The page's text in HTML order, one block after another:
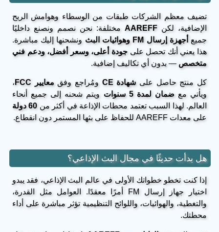
تضيف معظم الشركات طبقات من الوسطاء وهوامش الربح
الإضافية، لكن AAREFFمختلفة: نحن نصمم ونصنع داخليًا
جميع أجهزة إرسال FM وهوائيات البث
ونشحنها إليك مباشرة.
هذا يعني أنك تحصل علىجودة أعلى، وسعر أفضل، ودعم فني
متخصص — بدون أي تكاليف إضافية.
كل منتج حاصل علىشهادة CE ومُراجع وفقمعايير FCC
،
ويأتي معضمان لمدة 5 سنوات
ويتم شحنه إلى جميع أنحاء
العالم. لهذا السبب تعتمد محطات الإذاعة في أكثر من 60 دولة
على معدات AAREFF للحفاظ على بثها المستمر دون انقطاع.
هل بدأت حديثًا في مجال البث الإذاعي؟
إذا كنت تخطو خطواتك الأولى في عالم البث الإذاعي، فقد يبدو
اختيار جهاز إرسال FM أمرًا معقدًا. العوامل مثل القدرة،
والتغطية، والهوائيات، واللوائح التنظيمية تؤثر مباشرة على أداء
محطتك.